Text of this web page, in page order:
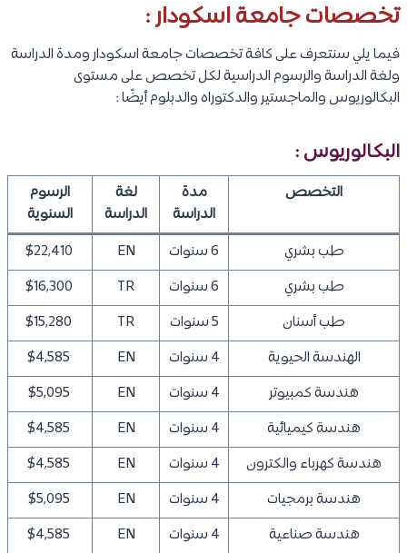
تخصصات جامعة اسكودار :
فيما يلي سنتعرف على كافة تخصصات جامعة اسكودار ومدة الدراسة
ولغة الدراسة والرسوم الدراسية لكل تخصص على مستوى
البكالوريوس والماجستير والدكتوراه والدبلوم أيضًا :
البكالوريوس :
التخصص
مدة
الدراسة
لغة
الدراسة
الرسوم
السنوية
طب بشري
6 سنوات EN
طب بشري
6 سنوات TR
طب أسنان
5 سنوات TR
الهندسة الحيوية
4 سنوات EN
هندسة كمبيوتر
4 سنوات EN
هندسة كيميائية
4 سنوات EN
هندسة كهرباء والكترون
4 سنوات EN
هندسة برمجيات
4 سنوات EN
هندسة صناعية
4 سنوات EN